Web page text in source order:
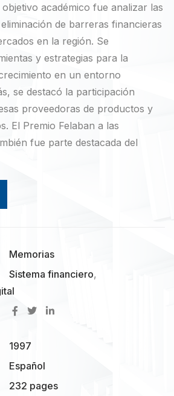
académico fue analizar las
de barreras financieras
en la región. Se
y estrategias para la
en un entorno
se destacó la participación
proveedoras de productos y
El Premio Felaban a las
fue parte destacada del
Memorias
Sistema financiero,
1997
Español
232 pages